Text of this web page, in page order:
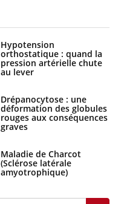
Hypotension
orthostatique : quand la
pression artérielle chute
au lever
Drépanocytose : une
déformation des globules
rouges aux conséquences
graves
Maladie de Charcot
(Sclérose latérale
amyotrophique)